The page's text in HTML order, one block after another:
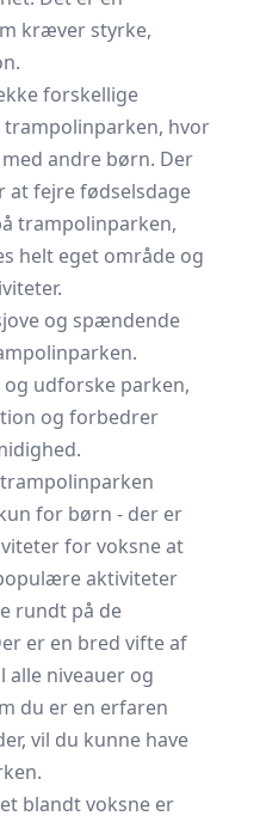
kræver styrke,
forskellige
hvor
andre børn. Der
at fejre fødselsdage
trampolinparken,
helt eget område og
og spændende
udforske parken,
og forbedrer
for børn - der er
for voksne at
aktiviteter
rundt på de
er en bred vifte af
alle niveauer og
du er en erfaren
vil du kunne have
blandt voksne er